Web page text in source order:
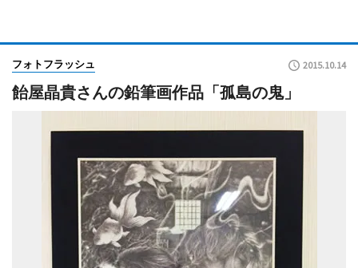
フォトフラッシュ 2015.10.14
飴屋晶貴さんの鉛筆画作品「孤島の鬼」